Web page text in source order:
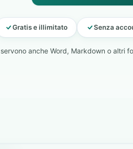
Gratis e illimitato Senza
anche Word, Markdown o altri